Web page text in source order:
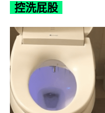
控洗屁股